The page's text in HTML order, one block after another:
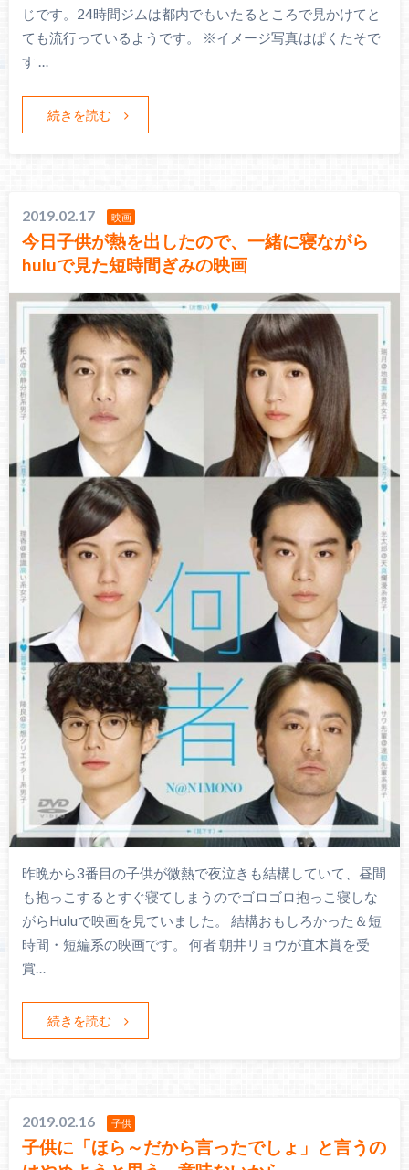
じです。24時間ジムは都内でもいたるところで見かけてと
ても流行っているようです。 ※イメージ写真はぱくたそで
す …
続きを読む
2019.02.17 映画
今日子供が熱を出したので、一緒に寝ながら
huluで見た短時間ぎみの映画
昨晩から3番目の子供が微熱で夜泣きも結構していて、昼間
も抱っこするとすぐ寝てしまうのでゴロゴロ抱っこ寝しな
がらHuluで映画を見ていました。 結構おもしろかった＆短
時間・短編系の映画です。 何者 朝井リョウが直木賞を受
賞…
続きを読む
2019.02.16 子供
子供に「ほら～だから言ったでしょ」と言うの